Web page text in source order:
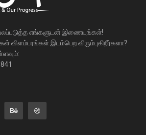
எங்களுடன் இணையுங்கள்!
விளம்பரங்கள் இடம்பெற விரும்புகிறீர்களா?